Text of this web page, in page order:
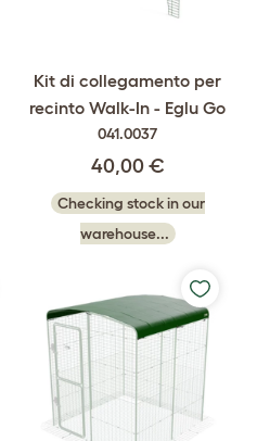
Kit di collegamento per
recinto Walk-In - Eglu Go
041.0037
40,00 €
Checking stock in our
warehouse...